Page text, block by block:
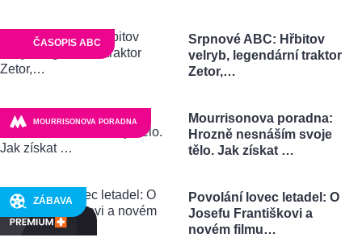
ČASOPIS ABC
Srpnové ABC: Hřbitov
velryb, legendární traktor
Zetor,…
MOURRISONOVA PORADNA
Mourrisonova poradna:
Hrozně nesnáším svoje
tělo. Jak získat …
ZÁBAVA
Povolání lovec letadel: O
Josefu Františkovi a
novém filmu…